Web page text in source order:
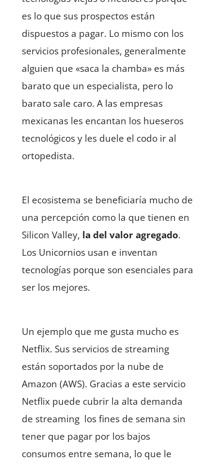
es lo que sus prospectos están
dispuestos a pagar. Lo mismo con los
servicios profesionales, generalmente
alguien que «saca la chamba» es más
barato que un especialista, pero lo
barato sale caro. A las empresas
mexicanas les encantan los hueseros
tecnológicos y les duele el codo ir al
ortopedista.
El ecosistema se beneficiaría mucho de
una percepción como la que tienen en
Silicon Valley, la del valor agregado.
Los Unicornios usan e inventan
tecnologías porque son esenciales para
ser los mejores.
Un ejemplo que me gusta mucho es
Netflix. Sus servicios de streaming
están soportados por la nube de
Amazon (AWS). Gracias a este servicio
Netflix puede cubrir la alta demanda
de streaming los fines de semana sin
tener que pagar por los bajos
consumos entre semana, lo que le